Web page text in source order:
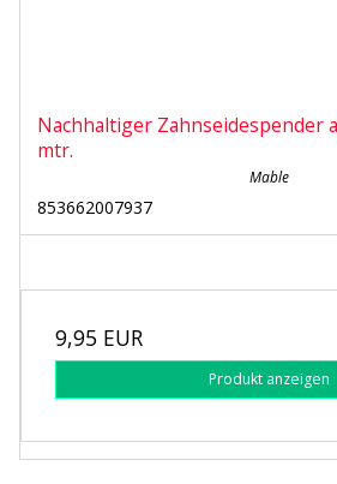
Nachhaltiger Zahnseidespender
mtr.
Mable
853662007937
9,95 EUR
Produkt anzeigen